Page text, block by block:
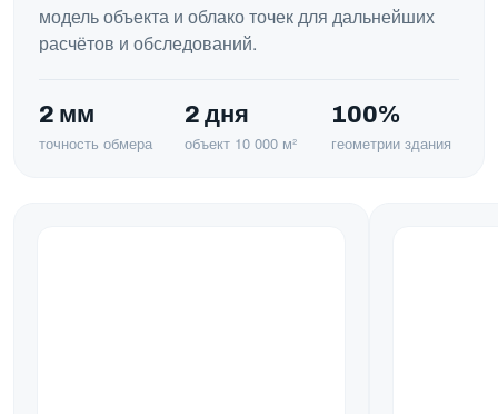
модель объекта и облако точек для дальнейших
расчётов и обследований.
2 мм
точность обмера
2 дня
объект 10 000 м²
100%
геометрии здания